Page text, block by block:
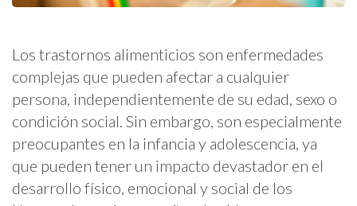
Los trastornos alimenticios son enfermedades
complejas que pueden afectar a cualquier
persona, independientemente de su edad, sexo o
condición social. Sin embargo, son especialmente
preocupantes en la infancia y adolescencia, ya
que pueden tener un impacto devastador en el
desarrollo físico, emocional y social de los